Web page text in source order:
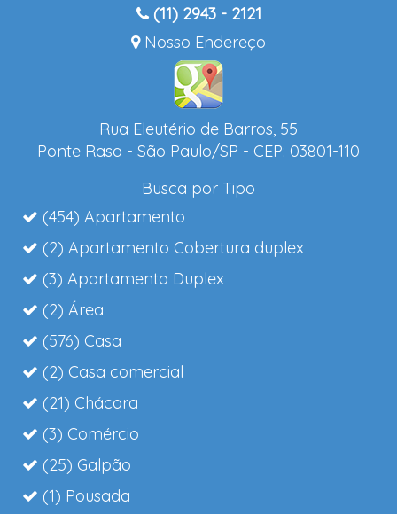
(11) 2943 - 2121
Nosso Endereço
Rua Eleutério de Barros, 55
Ponte Rasa - São Paulo/SP - CEP: 03801-110
Busca por Tipo
(454) Apartamento
(2) Apartamento Cobertura duplex
(3) Apartamento Duplex
(2) Área
(576) Casa
(2) Casa comercial
(21) Chácara
(3) Comércio
(25) Galpão
(1) Pousada